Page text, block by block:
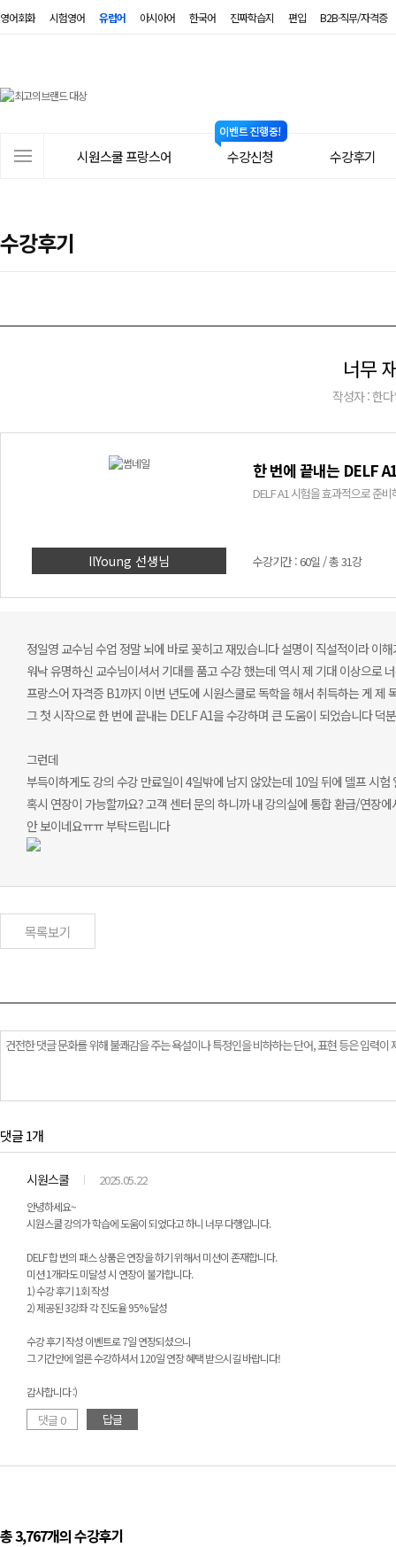
영어회화 시험영어 유럽어 아시아어 한국어 진짜학습지 편입 B2B·직무/자격증
뉴
시원스쿨 프랑스어 수강신청 수강후기
수강후기
너무
작성자 : 한
IlYoung 선생님
한 번에 끝내는 DELF
DELF A1 시험을 효과적으로 준
수강기간 : 60일 / 총 31강
정일영 교수님 수업 정말 뇌에 바로 꽂히고 재밌습니다 설명이 직설적이라 이
워낙 유명하신 교수님이셔서 기대를 품고 수강 했는데 역시 제 기대 이상으로
프랑스어 자격증 B1까지 이번 년도에 시원스쿨로 독학을 해서 취득하는 게 제
그 첫 시작으로 한 번에 끝내는 DELF A1을 수강하며 큰 도움이 되었습니다 덕
그런데
부득이하게도 강의 수강 만료일이 4일밖에 남지 않았는데 10일 뒤에 델프 시험
혹시 연장이 가능할까요? 고객 센터 문의 하니까 내 강의실에 통합 환급/연장
안 보이네요ㅠㅠ 부탁드립니다
목록보기
댓글 1개
시원스쿨 2025.05.22
안녕하세요~
시원스쿨 강의가 학습에 도움이 되었다고 하니 너무 다행입니다.
DELF 합 번의 패스 상품은 연장을 하기 위해서 미션이 존재합니다.
미션 1개라도 미달성 시 연장이 불가합니다.
1) 수강 후기 1회 작성
2) 제공된 3강좌 각 진도율 95% 달성
수강 후기 작성 이벤트로 7일 연장되셨으니
그 기간안에 얼른 수강하셔서 120일 연장 혜택 받으시길 바랍니다!
감사합니다 :)
댓글 0 답글
총 3,767개의 수강후기